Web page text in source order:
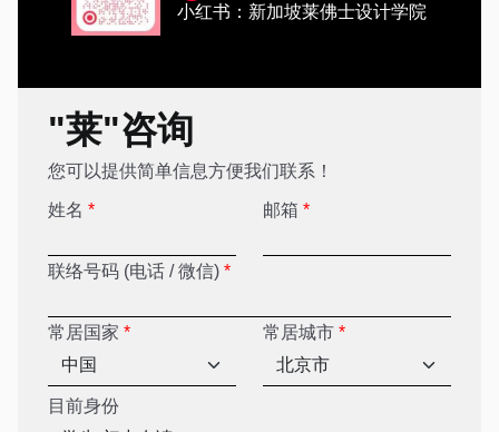
小红书：新加坡莱佛士设计学院
"莱"咨询
您可以提供简单信息方便我们联系！
姓名 * 邮箱 *
联络号码 (电话 / 微信) *
常居国家 * 常居城市 *
目前身份